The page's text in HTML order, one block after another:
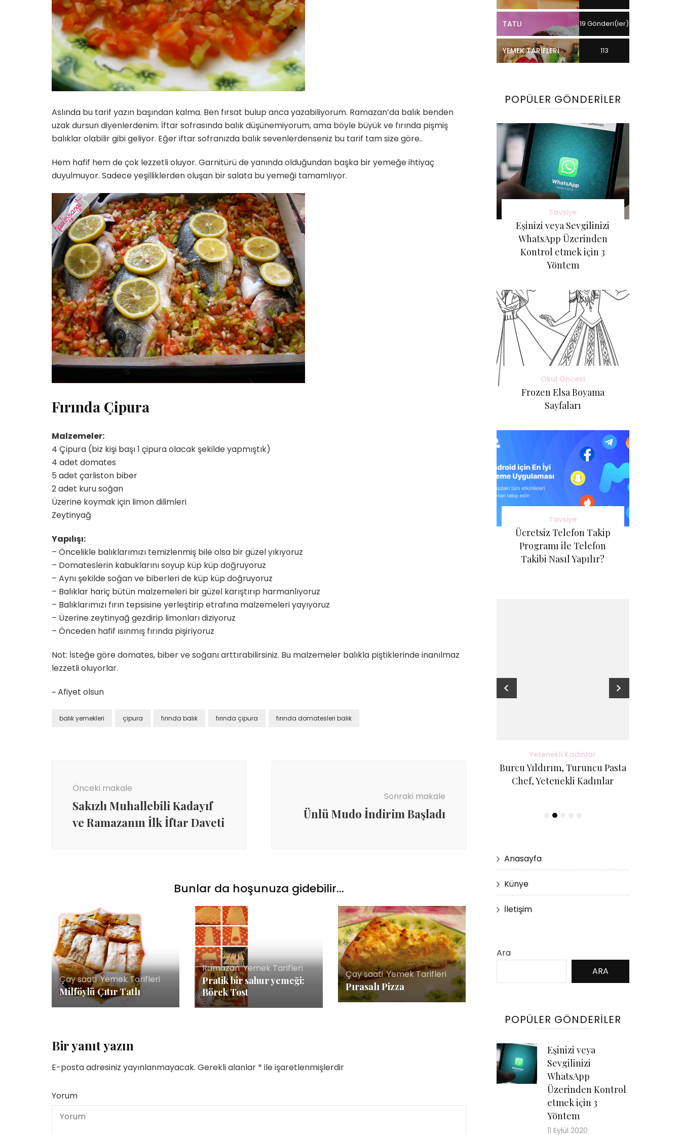
Aslında bu tarif yazın başından kalma. Ben fırsat bulup anca yazabiliyorum. Ramazan’da balık benden
uzak dursun diyenlerdenim. İftar sofrasında balık düşünemiyorum, ama böyle büyük ve fırında pişmiş
balıklar olabilir gibi geliyor. Eğer iftar sofranızda balık sevenlerdenseniz bu tarif tam size göre..
Hem hafif hem de çok lezzetli oluyor. Garnitürü de yanında olduğundan başka bir yemeğe ihtiyaç
duyulmuyor. Sadece yeşilliklerden oluşan bir salata bu yemeği tamamlıyor.
Fırında Çipura
Malzemeler:
4 Çipura (biz kişi başı 1 çipura olacak şekilde yapmıştık)
4 adet domates
5 adet çarliston biber
2 adet kuru soğan
Üzerine koymak için limon dilimleri
Zeytinyağ
Yapılışı:
– Öncelikle balıklarımızı temizlenmiş bile olsa bir güzel yıkıyoruz
– Domateslerin kabuklarını soyup küp küp doğruyoruz
– Aynı şekilde soğan ve biberleri de küp küp doğruyoruz
– Balıklar hariç bütün malzemeleri bir güzel karıştırıp harmanlıyoruz
– Balıklarımızı fırın tepsisine yerleştirip etrafına malzemeleri yayıyoruz
– Üzerine zeytinyağ gezdirip limonları diziyoruz
– Önceden hafif ısınmış fırında pişiriyoruz
Not: İsteğe göre domates, biber ve soğanı arttırabilirsiniz. Bu malzemeler balıkla piştiklerinde inanılmaz
lezzetli oluyorlar.
~ Afiyet olsun
balık yemekleri çipura fırında balık fırında çipura fırında domatesleri balık
dolaşımı
Önceki makale
Sakızlı Muhallebili Kadayıf
ve Ramazanın İlk İftar Daveti
Sonraki makale
Ünlü Mudo İndirim Başladı
Bunlar da hoşunuza gidebilir...
Çay saati,Yemek Tarifleri
Milföylü Çıtır Tatlı
Ramazan,Yemek Tarifleri
Pratik bir sahur yemeği:
Börek Tost
Çay saati,Yemek Tarifleri
Pırasalı Pizza
Bir yanıt yazın
E-posta adresiniz yayınlanmayacak. Gerekli alanlar * ile işaretlenmişlerdir
Yorum
TATLI 19 Gönderi(ler)
YEMEK TARIFLERI 113
POPÜLER GÖNDERILER
Tavsiye
Eşinizi veya Sevgilinizi
WhatsApp Üzerinden
Kontrol etmek için 3
Yöntem
Okul Öncesi
Frozen Elsa Boyama
Sayfaları
Tavsiye
Ücretsiz Telefon Takip
Programı ile Telefon
Takibi Nasıl Yapılır?
Kadınlar
Yetenekli Kadınlar
Burcu Yıldırım, Turuncu Pasta
Chef, Yetenekli Kadınlar
Anasayfa
Künye
İletişim
Ara
ARA
POPÜLER GÖNDERILER
Eşinizi veya
Sevgilinizi
WhatsApp
Üzerinden Kontrol
etmek için 3
Yöntem
11 Eylül 2020